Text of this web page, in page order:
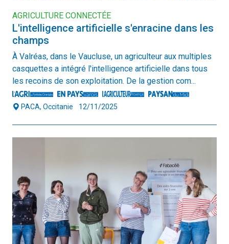
AGRICULTURE CONNECTÉE
L'intelligence artificielle s'enracine dans les
champs
À Valréas, dans le Vaucluse, un agriculteur aux multiples
casquettes a intégré l'intelligence artificielle dans tous
les recoins de son exploitation. De la gestion com...
PACA, Occitanie 12/11/2025